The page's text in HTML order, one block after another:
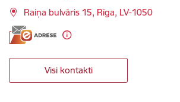
Raiņa bulvāris 15, Rīga, LV-1050
Visi kontakti